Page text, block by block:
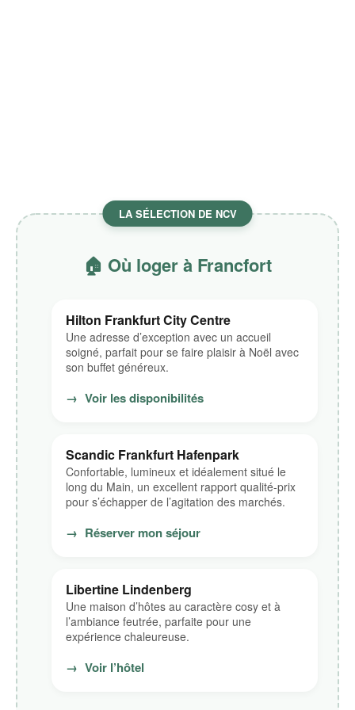
LA SÉLECTION DE NCV
🏠 Où loger à Francfort
Hilton Frankfurt City Centre
Une adresse d’exception avec un accueil
soigné, parfait pour se faire plaisir à Noël avec
son buffet généreux.
→ Voir les disponibilités
Scandic Frankfurt Hafenpark
Confortable, lumineux et idéalement situé le
long du Main, un excellent rapport qualité-prix
pour s’échapper de l’agitation des marchés.
→ Réserver mon séjour
Libertine Lindenberg
Une maison d’hôtes au caractère cosy et à
l’ambiance feutrée, parfaite pour une
expérience chaleureuse.
→ Voir l’hôtel